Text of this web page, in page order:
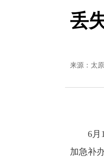
丢
来源： 太
6月19
加急补